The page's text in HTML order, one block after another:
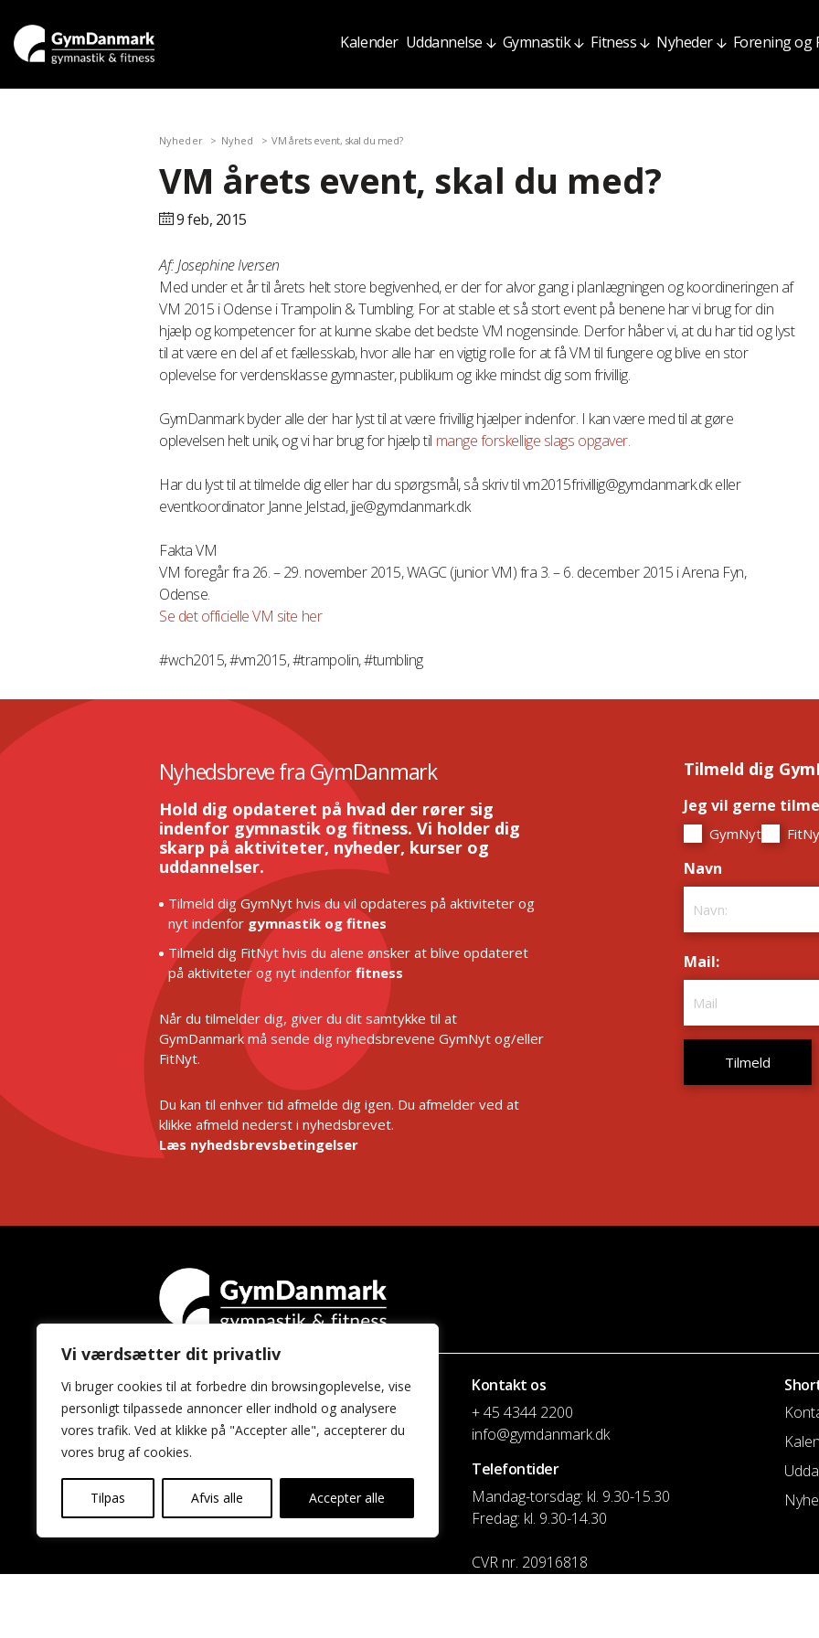
Vi værdsætter dit privatliv
Vi bruger cookies til at forbedre din browsingoplevelse, vise
personligt tilpassede annoncer eller indhold og analysere
vores trafik. Ved at klikke på "Accepter alle", accepterer du
vores brug af cookies.
Tilpas Afvis alle Accepter alle
Kalender Uddannelse Gymnastik Fitness Nyheder Forening og
Nyheder Nyhed VM årets event, skal du med?
VM årets event, skal du med?
9 feb, 2015
Af: Josephine Iversen
Med under et år til årets helt store begivenhed, er der for alvor gang i planlægningen og koordineringen af
VM 2015 i Odense i Trampolin & Tumbling. For at stable et så stort event på benene har vi brug for din
hjælp og kompetencer for at kunne skabe det bedste VM nogensinde. Derfor håber vi, at du har tid og lyst
til at være en del af et fællesskab, hvor alle har en vigtig rolle for at få VM til fungere og blive en stor
oplevelse for verdensklasse gymnaster, publikum og ikke mindst dig som frivillig.
GymDanmark byder alle der har lyst til at være frivillig hjælper indenfor. I kan være med til at gøre
oplevelsen helt unik, og vi har brug for hjælp til mange forskellige slags opgaver.
Har du lyst til at tilmelde dig eller har du spørgsmål, så skriv til vm2015frivillig@gymdanmark.dk eller
eventkoordinator Janne Jelstad, jje@gymdanmark.dk
Fakta VM
VM foregår fra 26. – 29. november 2015, WAGC (junior VM) fra 3. – 6. december 2015 i Arena Fyn,
Odense.
Se det officielle VM site her
#wch2015, #vm2015, #trampolin, #tumbling
Nyhedsbreve fra GymDanmark
Hold dig opdateret på hvad der rører sig
indenfor gymnastik og fitness. Vi holder dig
skarp på aktiviteter, nyheder, kurser og
uddannelser.
Tilmeld dig GymNyt hvis du vil opdateres på aktiviteter og
nyt indenfor gymnastik og fitnes
Tilmeld dig FitNyt hvis du alene ønsker at blive opdateret
på aktiviteter og nyt indenfor fitness
Når du tilmelder dig, giver du dit samtykke til at
GymDanmark må sende dig nyhedsbrevene GymNyt og/eller
FitNyt.
Du kan til enhver tid afmelde dig igen. Du afmelder ved at
klikke afmeld nederst i nyhedsbrevet.
Læs nyhedsbrevsbetingelser
Tilmeld dig
Jeg vil gerne
GymNyt
Navn
Mail:
GymDanmark
Idrættens Hus
Brøndby Stadion 20
2605 Brøndby
Kontakt os
+ 45 4344 2200
info@gymdanmark.dk
Telefontider
Mandag-torsdag: kl. 9.30-15.30
Fredag: kl. 9.30-14.30
CVR nr. 20916818